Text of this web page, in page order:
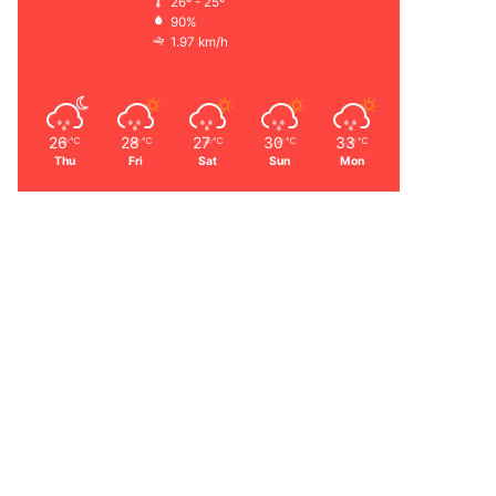
90%
1.97 km/h
26 ℃
Thu
28 ℃
Fri
27 ℃
Sat
30 ℃
Sun
33 ℃
Mon